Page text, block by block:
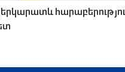
երկարատև